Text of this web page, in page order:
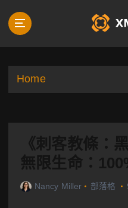
p
Home
《刺客教條：
無限生命：
Nancy Miller 部落格